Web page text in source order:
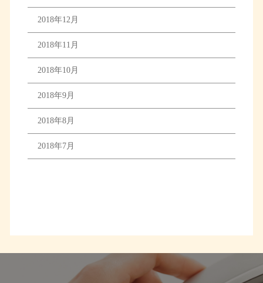
2018年12月
2018年11月
2018年10月
2018年9月
2018年8月
2018年7月